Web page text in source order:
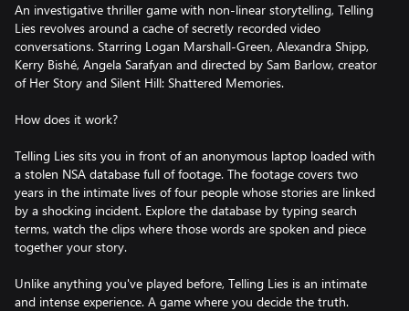
An investigative thriller game with non-linear storytelling, Telling
Lies revolves around a cache of secretly recorded video
conversations. Starring Logan Marshall-Green, Alexandra Shipp,
Kerry Bishé, Angela Sarafyan and directed by Sam Barlow, creator
of Her Story and Silent Hill: Shattered Memories.
How does it work?
Telling Lies sits you in front of an anonymous laptop loaded with
a stolen NSA database full of footage. The footage covers two
years in the intimate lives of four people whose stories are linked
by a shocking incident. Explore the database by typing search
terms, watch the clips where those words are spoken and piece
together your story.
Unlike anything you've played before, Telling Lies is an intimate
and intense experience. A game where you decide the truth.